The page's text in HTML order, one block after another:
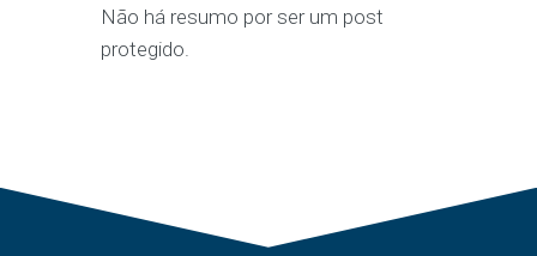
Não há resumo por ser um post
protegido.